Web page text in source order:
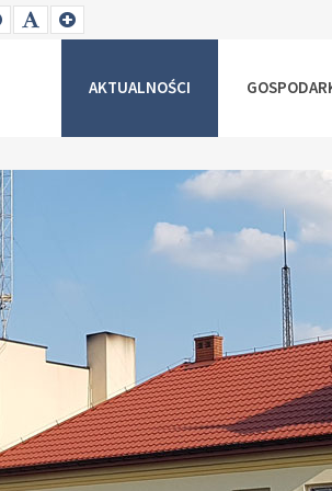
SET
SMALLER
SET
DEFAULT
SET
LARGER
AKTUALNOŚCI